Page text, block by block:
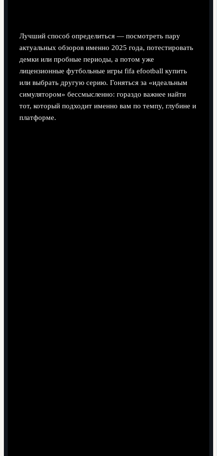
Лучший способ определиться — посмотреть пару
актуальных обзоров именно 2025 года, потестировать
демки или пробные периоды, а потом уже
лицензионные футбольные игры fifa efootball купить
или выбрать другую серию. Гоняться за «идеальным
симулятором» бессмысленно: гораздо важнее найти
тот, который подходит именно вам по темпу, глубине и
платформе.